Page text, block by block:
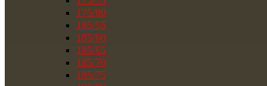
175/80
185/55
185/60
185/65
185/70
185/75